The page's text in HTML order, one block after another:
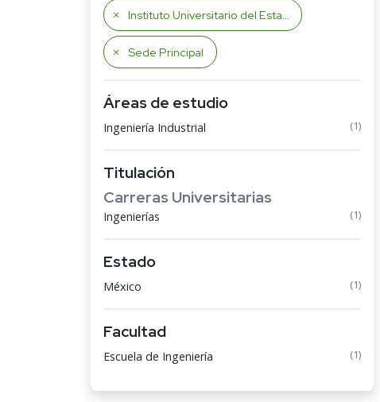
Instituto Universitario del Estado de México
Sede Principal
Áreas de estudio
Ingeniería Industrial (1)
Titulación
Carreras Universitarias
Ingenierías (1)
Estado
México (1)
Facultad
Escuela de Ingeniería (1)